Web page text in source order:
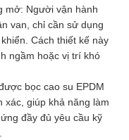
mở: Người vận hành
van, chỉ cần sử dụng
Cách thiết kế này
ngầm hoặc vị trí khó
bọc cao su EPDM
xác, giúp khả năng làm
đầy đủ yêu cầu kỹ